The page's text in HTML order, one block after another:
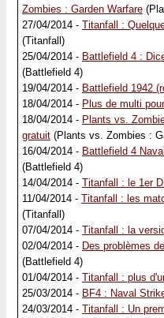
Zombies : Garden Warfare
27/04/2014 - Titanfall :
(Titanfall)
25/04/2014 - Battlefield 4 :
(Battlefield 4)
19/04/2014 - Battlefield 1942
18/04/2014 - Plus de multi
18/04/2014 - Plants vs.
gratuit (Plants vs. Zombies :
16/04/2014 - Battlefield 4
(Battlefield 4)
14/04/2014 - Titanfall : le 1er
11/04/2014 - Titanfall : les
(Titanfall)
07/04/2014 - Titanfall : la
02/04/2014 - Des problèmes
(Battlefield 4)
01/04/2014 - Titanfall : plus
25/03/2014 - BF4 : Naval
24/03/2014 - Titanfall : Un